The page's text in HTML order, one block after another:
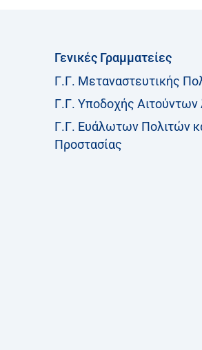
Γενικές Γραμματείες
Γ.Γ. Μεταναστευτικής
Γ.Γ. Υποδοχής Αιτούντων
Γ.Γ. Ευάλωτων Πολιτών
Προστασίας